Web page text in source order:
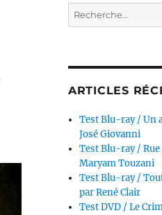
Recherche
pour :
ARTICLES
Test Blu-ray / Un
José Giovanni
Test Blu-ray /
Maryam Touzani
Test Blu-ray /
par René Clair
Test DVD / Le